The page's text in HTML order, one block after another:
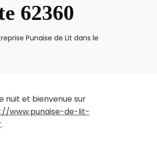
62360
Punaise de Lit dans le
nuit et bienvenue sur
www.punaise-de-lit-
.